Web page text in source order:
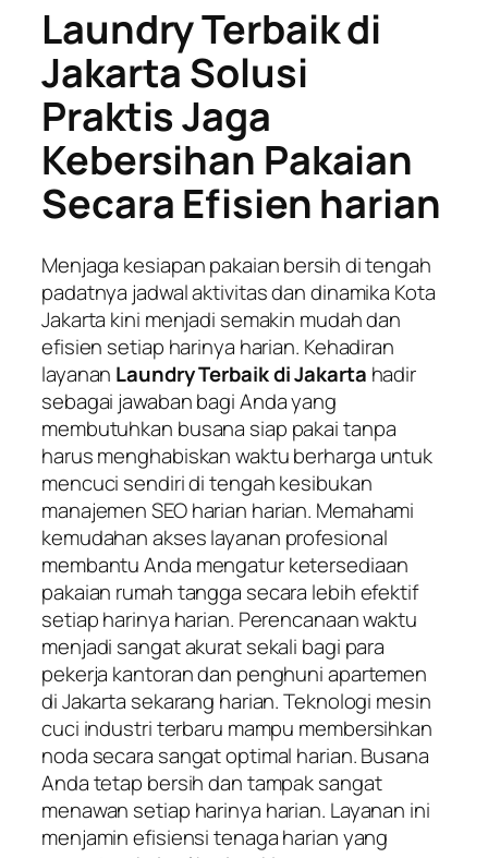
Laundry Terbaik di
Jakarta Solusi
Praktis Jaga
Kebersihan Pakaian
Secara Efisien harian
Menjaga kesiapan pakaian bersih di tengah
padatnya jadwal aktivitas dan dinamika Kota
Jakarta kini menjadi semakin mudah dan
efisien setiap harinya harian. Kehadiran
layanan Laundry Terbaik di Jakarta hadir
sebagai jawaban bagi Anda yang
membutuhkan busana siap pakai tanpa
harus menghabiskan waktu berharga untuk
mencuci sendiri di tengah kesibukan
manajemen SEO harian harian. Memahami
kemudahan akses layanan profesional
membantu Anda mengatur ketersediaan
pakaian rumah tangga secara lebih efektif
setiap harinya harian. Perencanaan waktu
menjadi sangat akurat sekali bagi para
pekerja kantoran dan penghuni apartemen
di Jakarta sekarang harian. Teknologi mesin
cuci industri terbaru mampu membersihkan
noda secara sangat optimal harian. Busana
Anda tetap bersih dan tampak sangat
menawan setiap harinya harian. Layanan ini
menjamin efisiensi tenaga harian yang